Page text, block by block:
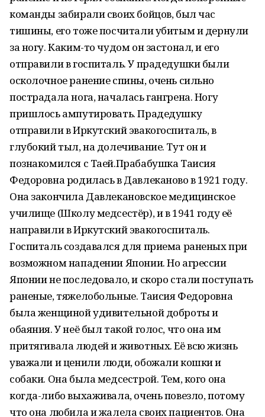
команды забирали своих бойцов, был час
тишины, его тоже посчитали убитым и дернули
за ногу. Каким-то чудом он застонал, и его
отправили в госпиталь. У прадедушки были
осколочное ранение спины, очень сильно
пострадала нога, началась гангрена. Ногу
пришлось ампутировать. Прадедушку
отправили в Иркутский эвакогоспиталь, в
глубокий тыл, на долечивание. Тут он и
познакомился с Таей.Прабабушка Таисия
Федоровна родилась в Давлеканово в 1921 году.
Она закончила Давлекановское медицинское
училище (Школу медсестёр), и в 1941 году её
направили в Иркутский эвакогоспиталь.
Госпиталь создавался для приема раненых при
возможном нападении Японии. Но агрессии
Японии не последовало, и скоро стали поступать
раненые, тяжелобольные. Таисия Федоровна
была женщиной удивительной доброты и
обаяния. У неё был такой голос, что она им
притягивала людей и животных. Её всю жизнь
уважали и ценили люди, обожали кошки и
собаки. Она была медсестрой. Тем, кого она
когда-либо выхаживала, очень повезло, потому
что она любила и жалела своих пациентов. Она